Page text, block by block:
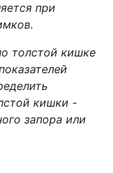
при
толстой кишке
кишки -
запора или